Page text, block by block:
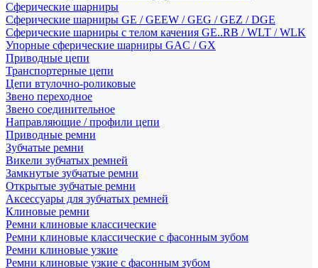
Сферические шарниры
Сферические шарниры GE / GEEW / GEG / GEZ / DGE
Сферические шарниры с телом качения GE..RB / WLT / WLK
Упорные сферические шарниры GAC / GX
Приводные цепи
Транспортерные цепи
Цепи втулочно-роликовые
Звено переходное
Звено соединительное
Направляющие / профили цепи
Приводные ремни
Зубчатые ремни
Викели зубчатых ремней
Замкнутые зубчатые ремни
Открытые зубчатые ремни
Аксессуары для зубчатых ремней
Клиновые ремни
Ремни клиновые классические
Ремни клиновые классические с фасонным зубом
Ремни клиновые узкие
Ремни клиновые узкие с фасонным зубом